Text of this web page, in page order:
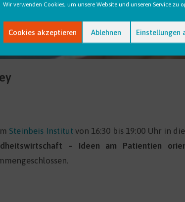
Wir verwenden Cookies, um unsere Website und unseren Service zu
Cookies akzeptieren Ablehnen Einstellungen
Steinbeis Institut von 16:30 bis 19:00 Uhr in
– Ideen am Patientien